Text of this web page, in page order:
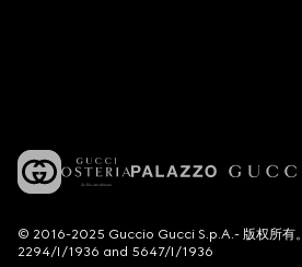
© 2016-2025 Guccio Gucci S.p.A.- 版权所有
2294/I/1936 and 5647/I/1936